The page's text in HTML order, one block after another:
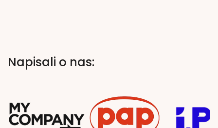
Napisali o nas: